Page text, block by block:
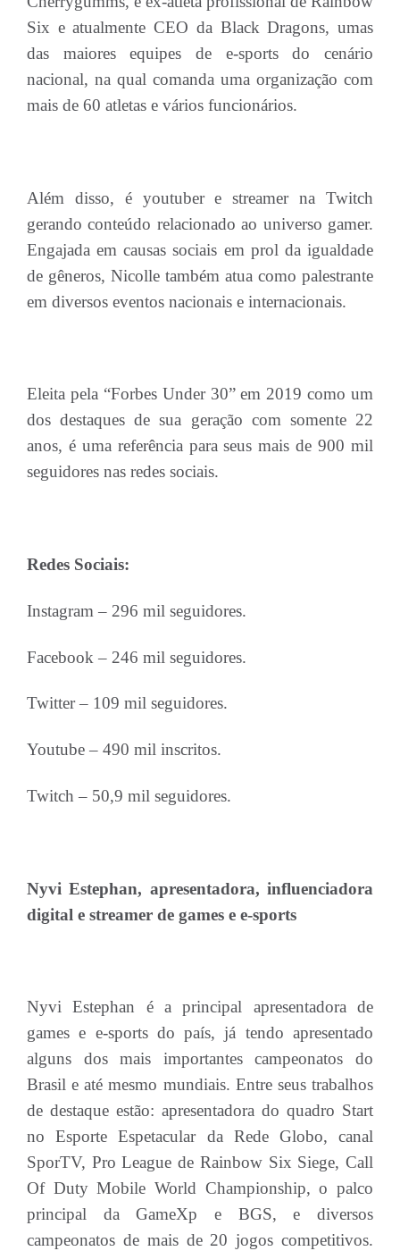
Six e atualmente CEO da Black Dragons, umas
das maiores equipes de e-sports do cenário
nacional, na qual comanda uma organização com
mais de 60 atletas e vários funcionários.
Além disso, é youtuber e streamer na Twitch
gerando conteúdo relacionado ao universo gamer.
Engajada em causas sociais em prol da igualdade
de gêneros, Nicolle também atua como palestrante
em diversos eventos nacionais e internacionais.
Eleita pela “Forbes Under 30” em 2019 como um
dos destaques de sua geração com somente 22
anos, é uma referência para seus mais de 900 mil
seguidores nas redes sociais.
Redes Sociais:
Instagram – 296 mil seguidores.
Facebook – 246 mil seguidores.
Twitter – 109 mil seguidores.
Youtube – 490 mil inscritos.
Twitch – 50,9 mil seguidores.
Nyvi Estephan, apresentadora, influenciadora
digital e streamer de games e e-sports
Nyvi Estephan é a principal apresentadora de
games e e-sports do país, já tendo apresentado
alguns dos mais importantes campeonatos do
Brasil e até mesmo mundiais. Entre seus trabalhos
de destaque estão: apresentadora do quadro Start
no Esporte Espetacular da Rede Globo, canal
SporTV, Pro League de Rainbow Six Siege, Call
Of Duty Mobile World Championship, o palco
principal da GameXp e BGS, e diversos
campeonatos de mais de 20 jogos competitivos.